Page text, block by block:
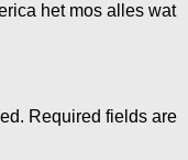
het mos alles wat
Required fields are